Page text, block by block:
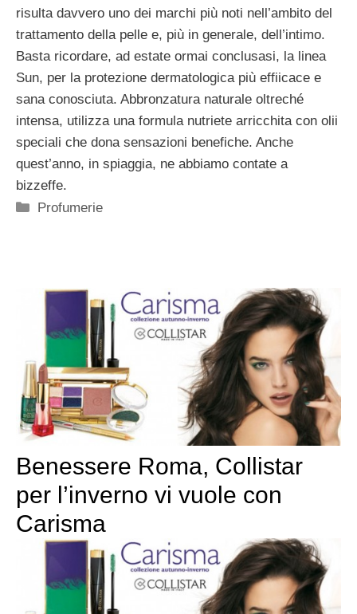
risulta davvero uno dei marchi più noti nell’ambito del
trattamento della pelle e, più in generale, dell’intimo.
Basta ricordare, ad estate ormai conclusasi, la linea
Sun, per la protezione dermatologica più effiicace e
sana conosciuta. Abbronzatura naturale oltreché
intensa, utilizza una formula nutriete arricchita con olii
speciali che dona sensazioni benefiche. Anche
quest’anno, in spiaggia, ne abbiamo contate a
bizzeffe.
Categorie
Profumerie
Benessere Roma, Collistar
per l’inverno vi vuole con
Carisma